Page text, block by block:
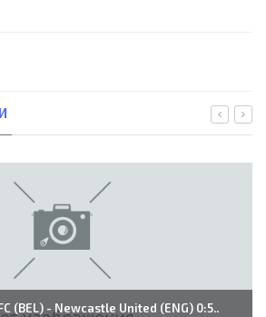
(BEL) - Newcastle United (ENG) 0:5..